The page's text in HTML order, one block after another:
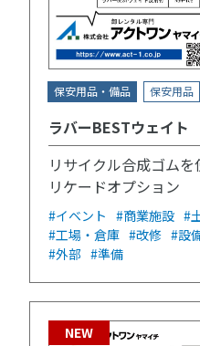
保安用品・備品 保安用品
ラバーBESTウェイト
リサイクル合成ゴム
リケードオプション
#イベント #商業施設 #
#工場・倉庫 #改修 #設
#外部 #準備
NEW